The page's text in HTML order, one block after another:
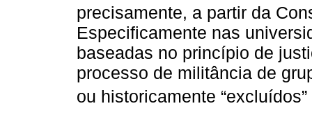
precisamente, a partir da
Especificamente nas
baseadas no princípio de
processo de militância de
ou historicamente “excluídos”